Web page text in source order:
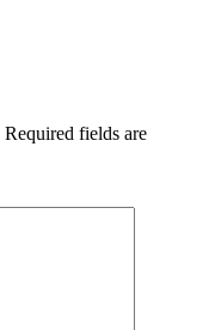
Required fields are